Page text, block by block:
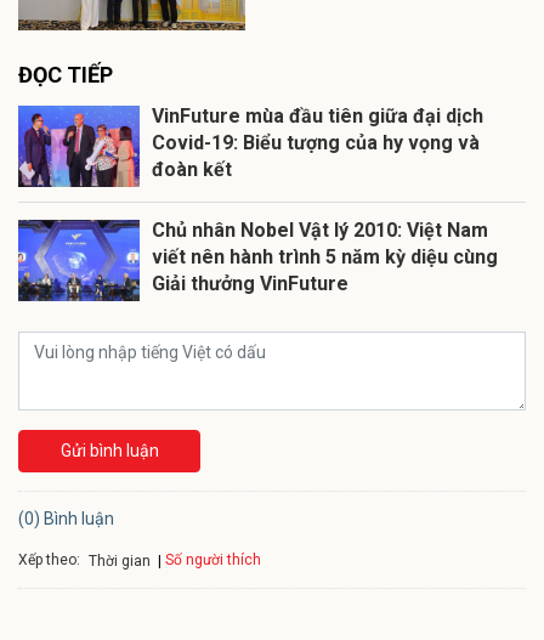
ĐỌC TIẾP
VinFuture mùa đầu tiên giữa đại dịch
Covid-19: Biểu tượng của hy vọng và
đoàn kết
Chủ nhân Nobel Vật lý 2010: Việt Nam
viết nên hành trình 5 năm kỳ diệu cùng
Giải thưởng VinFuture
Gửi bình luận
(0) Bình luận
Xếp theo: Thời gian Số người thích